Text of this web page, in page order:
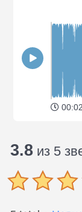
3.8 из 5